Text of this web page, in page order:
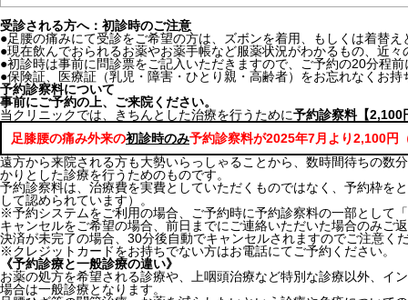
受診される方へ：初診時のご注意
●足腰の痛みにて受診をご希望の方は、ズボンを着用、もしくは着替
●現在飲んでおられるお薬やお薬手帳など服薬状況がわかるもの、近
●初診時は事前に問診票をご記入いただきますので、ご予約の20分程
●保険証、医療証（乳児・障害・ひとり親・高齢者）をお忘れなくお持
予約診察料について
事前にご予約の上、ご来院ください。
当クリニックでは、きちんとした治療を行うために予約診察料【2,100
足膝腰の痛み外来の初診時のみ予約診察料が2025年7月より2,100円
遠方から来院される方も大勢いらっしゃることから、数時間待ちの数
かりとした診療を行うためのものです。
予約診察料は、治療費を実費としていただくものではなく、予約枠を
して認められています）。
※予約システムをご利用の場合、ご予約時に予約診察料の一部として
キャンセルをご希望の場合、前日までにご連絡いただいた場合のみご
決済が未完了の場合、30分後自動でキャンセルされますのでご注意く
※クレジットカードをお持ちでない方はお電話にてご予約ください。
《予約診療と一般診療の違い》
お薬の処方を希望される診療や、上咽頭治療など特別な診療以外、イ
場合は一般診療となります。